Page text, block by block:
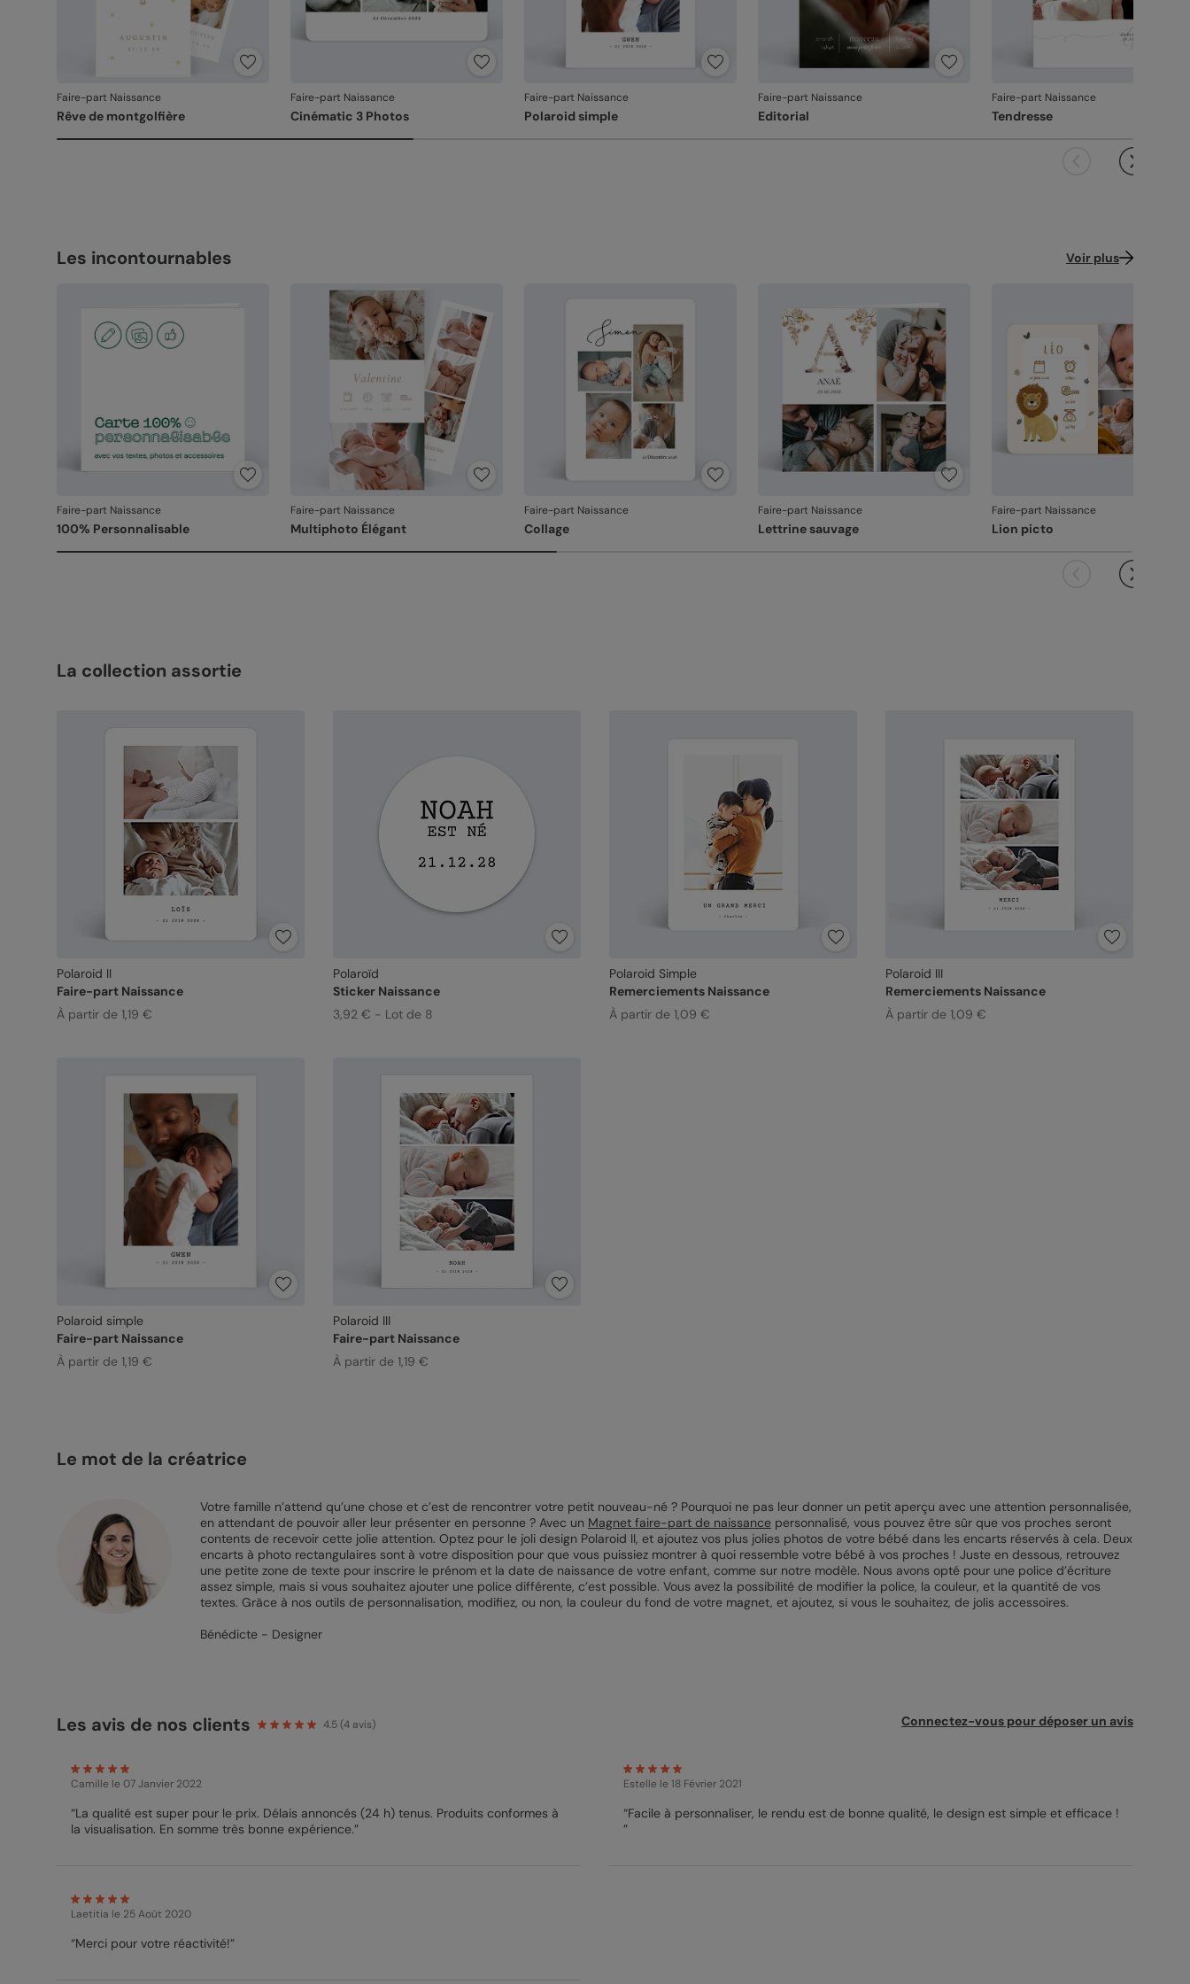
La qualité guide nos choix au quotidien. De
l'impression à l'expédition, chaque étape est soignée.
Des couleurs fidèles et des détails nets
rendu à la hauteur de votre création.
Façonné avec soin
: chaque carte est découpée
et assemblée avec précision.
Emballage renforcé
: vos créations arrivent dans
que vous avez validée (texte, photo, mise en page), le
produit ne pourra pas être repris.
Faire-part Naissance
Rêve de montgolfière
Faire-part Naissance
Cinématic 3 Photos
Faire-part Naissance
Polaroid simple
Faire-part Naissance
Editorial
Faire-part Naissance
Tendresse
Les incontournables Voir plus
Faire-part Naissance
100% Personnalisable
Faire-part Naissance
Multiphoto Élégant
Faire-part Naissance
Collage
Faire-part Naissance
Lettrine sauvage
Faire-part Naissance
Lion picto
La collection assortie
Polaroid II
Faire-part Naissance
À partir de 1,19 €
Polaroïd
Sticker Naissance
3,92 € - Lot de 8
Polaroid Simple
Remerciements Naissance
À partir de 1,09 €
Polaroid III
Remerciements Naissance
À partir de 1,09 €
Polaroid simple
Faire-part Naissance
À partir de 1,19 €
Polaroid III
Faire-part Naissance
À partir de 1,19 €
Le mot de la créatrice
Votre famille n’attend qu’une chose et c’est de rencontrer votre petit nouveau-né ? Pourquoi ne pas leur donner un petit aperçu avec une attention personnalisée,
en attendant de pouvoir aller leur présenter en personne ? Avec un Magnet faire-part de naissancepersonnalisé, vous pouvez être sûr que vos proches seront
contents de recevoir cette jolie attention. Optez pour le joli design Polaroid II, et ajoutez vos plus jolies photos de votre bébé dans les encarts réservés à cela. Deux
encarts à photo rectangulaires sont à votre disposition pour que vous puissiez montrer à quoi ressemble votre bébé à vos proches ! Juste en dessous, retrouvez
une petite zone de texte pour inscrire le prénom et la date de naissance de votre enfant, comme sur notre modèle. Nous avons opté pour une police d’écriture
assez simple, mais si vous souhaitez ajouter une police différente, c’est possible. Vous avez la possibilité de modifier la police, la couleur, et la quantité de vos
textes. Grâce à nos outils de personnalisation, modifiez, ou non, la couleur du fond de votre magnet, et ajoutez, si vous le souhaitez, de jolis accessoires.
Bénédicte - Designer
Les avis de nos clients 4.5(4avis) Connectez-vous pour déposer un avis
Camille le 07 Janvier 2022
“La qualité est super pour le prix. Délais annoncés (24 h) tenus. Produits conformes à
la visualisation. En somme très bonne expérience.”
Estelle le 18 Février 2021
“Facile à personnaliser, le rendu est de bonne qualité, le design est simple et efficace !
”
Laetitia le 25 Août 2020
“Merci pour votre réactivité!”